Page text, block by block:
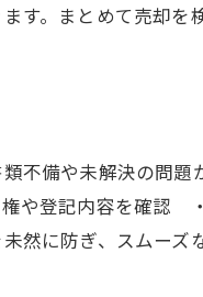
す。まとめて売却を
不備や未解決の問題
や登記内容を確認
に防ぎ、スムーズ